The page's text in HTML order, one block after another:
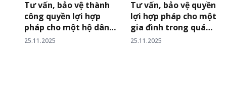
Tư vấn, bảo vệ thành
công quyền lợi hợp
pháp cho một hộ dân
trong quá trình khởi
25.11.2025
Tư vấn, bảo vệ quyền
lợi hợp pháp cho một
gia đình trong quá
trình khởi kiện vụ án
25.11.2025